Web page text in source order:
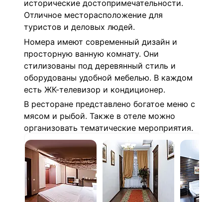
исторические достопримечательности.
Отличное месторасположение для
туристов и деловых людей.
Номера имеют современный дизайн и
просторную ванную комнату. Они
стилизованы под деревянный стиль и
оборудованы удобной мебелью. В каждом
есть ЖК-телевизор и кондиционер.
В ресторане представлено богатое меню с
мясом и рыбой. Также в отеле можно
организовать тематические мероприятия.